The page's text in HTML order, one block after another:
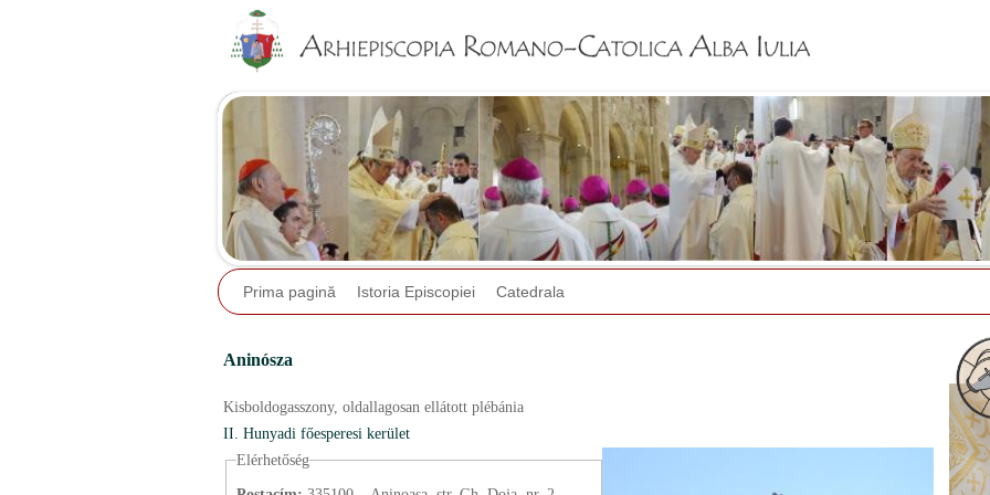
Prima pagină Istoria Episcopiei Catedrala
Aninósza
Kisboldogasszony, oldallagosan ellátott plébánia
II. Hunyadi főesperesi kerület
Elérhetőség